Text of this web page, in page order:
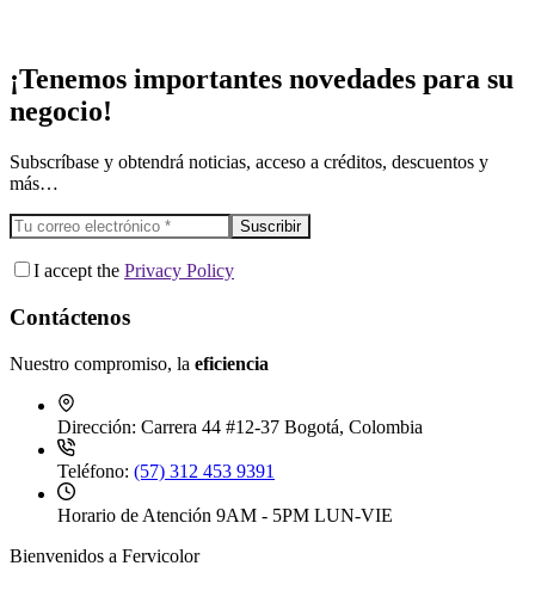
¡Tenemos importantes novedades para su
negocio!
Subscríbase y obtendrá noticias, acceso a créditos, descuentos y
más…
Suscribir
I accept the Privacy Policy
Contáctenos
Nuestro compromiso, la eficiencia
Dirección: Carrera 44 #12-37 Bogotá, Colombia
Teléfono: (57) 312 453 9391
Horario de Atención 9AM - 5PM LUN-VIE
Bienvenidos a Fervicolor